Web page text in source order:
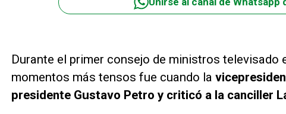
Durante el primer consejo de ministros televisado
momentos más tensos fue cuando la
presidente Gustavo Petro y criticó a la canciller